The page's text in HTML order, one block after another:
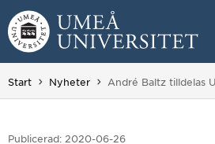
Hoppa direkt till innehållet
Huvudmenyn dold.
Start Nyheter Du är här:
André Baltz tilldelas
Publicerad: 2020-06-26